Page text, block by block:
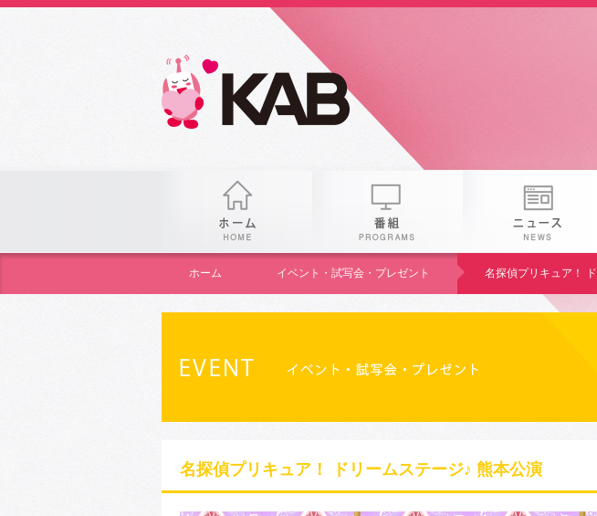
ホーム イベント・試写会・プレゼント 名探偵プリキュア！ ドリームステージ♪ 熊本公演
名探偵プリキュア！ ドリームステージ♪ 熊本公演